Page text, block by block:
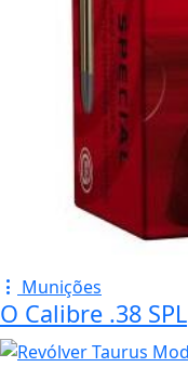
Munições
O Calibre .38 SPL